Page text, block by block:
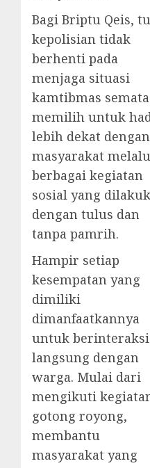
Bagi Briptu Qeis,
kepolisian tidak
berhenti pada
menjaga situasi
kamtibmas
memilih untuk
lebih dekat dengan
masyarakat
berbagai kegiatan
sosial yang
dengan tulus dan
tanpa pamrih.
Hampir setiap
kesempatan yang
dimiliki
dimanfaatkannya
untuk berinteraksi
langsung dengan
warga. Mulai dari
mengikuti
gotong royong,
membantu
masyarakat yang